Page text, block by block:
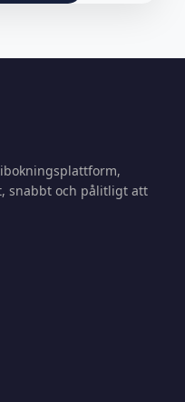
snabbt och pålitligt att